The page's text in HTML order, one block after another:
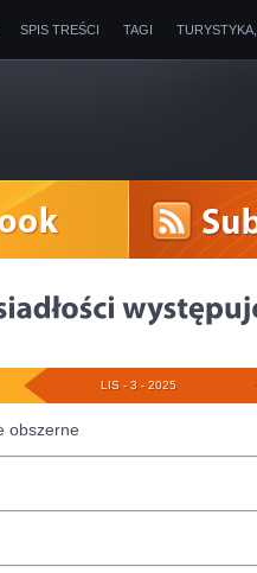
SPIS TREŚCI TAGI
LIS - 3 - 2025
obszerne